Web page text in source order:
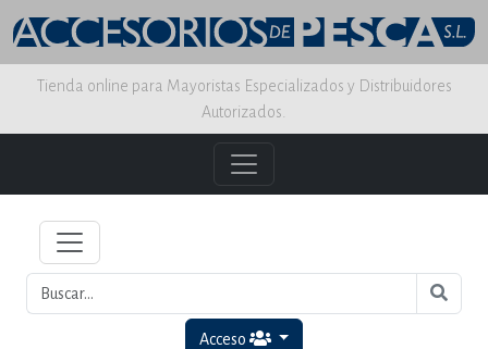
Tienda online para Mayoristas Especializados y Distribuidores
Autorizados.
Acceso